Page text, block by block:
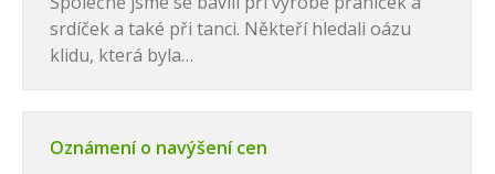
srdíček a také při tanci. Někteří hledali oázu
klidu, která byla…
Oznámení o navýšení cen